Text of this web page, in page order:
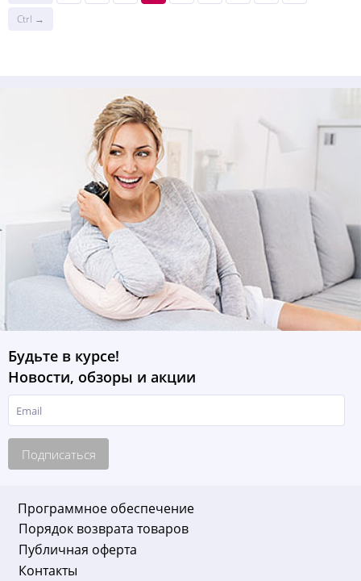
Ctrl →
Будьте в курсе!
Новости, обзоры и акции
Подписаться
Программное обеспечение
Порядок возврата товаров
Публичная оферта
Контакты